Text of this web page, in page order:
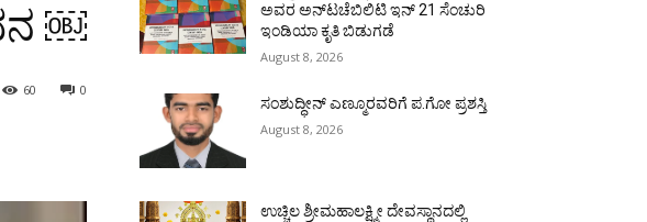
￼
0
60
ಅವರ ಅನ್‌ಟಚೆಬಿಲಿಟಿ ಇನ್ 21 ಸೆಂಚುರಿ
ಇಂಡಿಯಾ ಕೃತಿ ಬಿಡುಗಡೆ
August 8, 2026
ಸಂಶುದ್ಧೀನ್ ಎಣ್ಮೂರವರಿಗೆ ಪ.ಗೋ ಪ್ರಶಸ್ತಿ
August 8, 2026
ಉಚ್ಚಿಲ ಶ್ರೀಮಹಾಲಕ್ಷ್ಮೀ ದೇವಸ್ಥಾನದಲ್ಲಿ